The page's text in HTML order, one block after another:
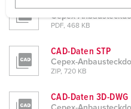
w
a
Produktinfoblatt
Cepex-
PDF, 468 KB
CAD-Daten STP
Cepex-
ZIP, 720 KB
CAD-Daten 3D-DWG